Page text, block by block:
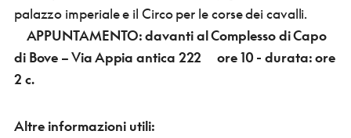
palazzo imperiale e il Circo per le corse dei cavalli.
APPUNTAMENTO: davanti al Complesso di Capo
di Bove – Via Appia antica 222 ore 10 - durata: ore
2 c.
Altre informazioni utili: